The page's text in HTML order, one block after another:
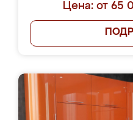
Цена: от 65